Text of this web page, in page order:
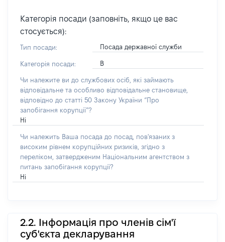
Категорія посади (заповніть, якщо це вас
стосується):
Тип посади: Посада державної служби
Категорія посади: В
Чи належите ви до службових осіб, які займають
відповідальне та особливо відповідальне становище,
відповідно до статті 50 Закону України “Про
запобігання корупції”?
Ні
Чи належить Ваша посада до посад, пов'язаних з
високим рівнем корупційних ризиків, згідно з
переліком, затвердженим Національним агентством з
питань запобігання корупції?
Ні
2.2. Інформація про членів сім'ї
суб'єкта декларування